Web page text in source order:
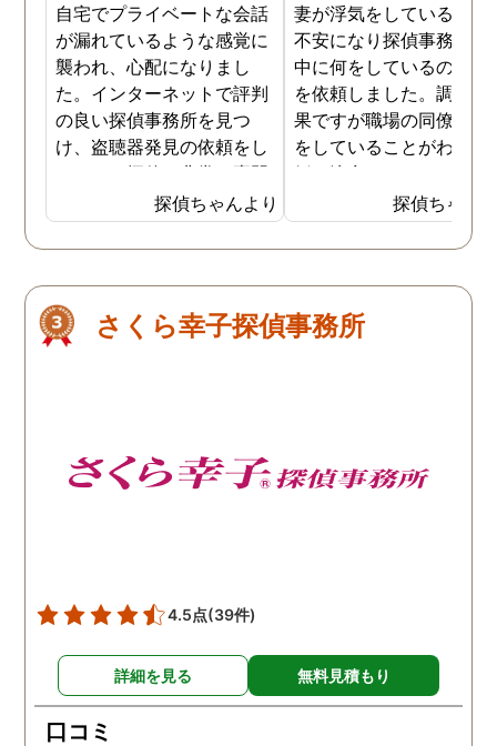
自宅でプライベートな会話
が漏れているような感覚に
襲われ、心配になりまし
た。インターネットで評判
の良い探偵事務所を見つ
け、盗聴器発見の依頼をし
ました。探偵は非常に専門
的な態度で、家の隅々まで
丁寧に調査してくれまし
た。調査は約3時間ほどで
見つかりませんでしたが、
そのプロセスと説明が非常
探偵ちゃんより
妻が浮気をしていると思
不安になり探偵事務所に
中に何をしているのか調
を依頼しました。調査の
果ですが職場の同僚と浮
をしていることがわかり
婚を決意しました。浮気
現場の写真を妻に突き付
たところ事実を認めたの
離婚するための証拠集め
探偵ちゃん
さくら幸子探偵事務所
4.5点(39件)
詳細を見る 無料見積もり
口コミ